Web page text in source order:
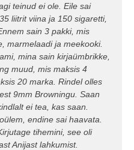
teinud ei ole. Eile sai
liitrit viina ja 150 sigaretti,
sain 3 pakki, mis
marmelaadi ja meekooki.
mina sain kirjaümbrikke,
muud, mis maksis 4
20 marka. Rindel olles
9mm Browningu. Saan
ei tea, kas saan.
endine sai haavata.
tihemini, see oli
Anijast lahkumist.